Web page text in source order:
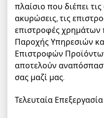
πλαίσιο που διέπει
ακυρώσεις, τις
επιστροφές χρημάτων
Παροχής Υπηρεσιών
Επιστροφών
αποτελούν
σας μαζί μας.
Τελευταία